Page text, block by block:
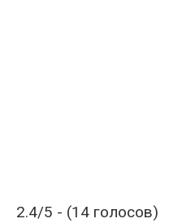
2.4/5 - (14 голосов)